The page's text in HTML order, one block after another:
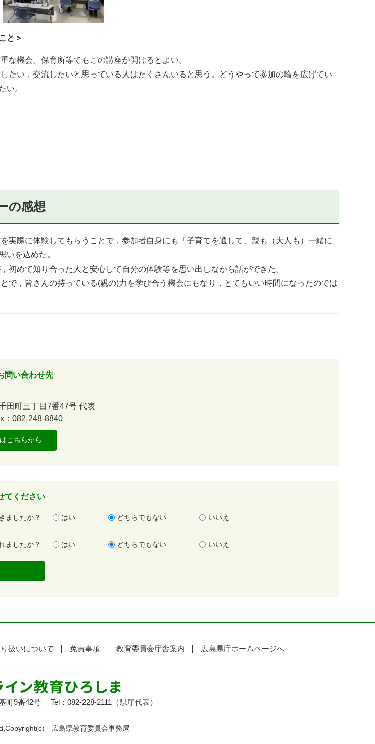
と＞
な機会。保育所等でもこの講座が開けるとよい。
たい，交流したいと思っている人はたくさんいると思う。どうやって参加の輪を広げてい
い。
の感想
実際に体験してもらうことで，参加者自身にも「子育てを通して、親も（大人も）一緒に
いを込めた。
初めて知り合った人と安心して自分の体験等を思い出しながら話ができた。
で，皆さんの持っている(親の)力を学び合う機会にもなり，とてもいい時間になったのでは
問い合わせ先
田町三丁目7番47号 代表
：082-248-8840
こちらから
てください
ましたか？ はい どちらでもない いいえ
ましたか？ はい どちらでもない いいえ
扱いについて 免責事項 教育委員会庁舎案内 広島県庁ホームページへ
町9番42号 Tel：082-228-2111（県庁代表）
広島県教育委員会事務局